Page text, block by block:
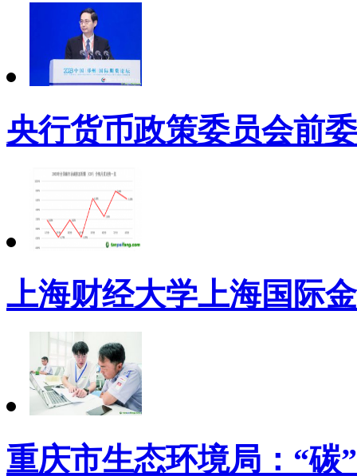
央行货币政策委员会前
上海财经大学上海国际
重庆市生态环境局：“碳